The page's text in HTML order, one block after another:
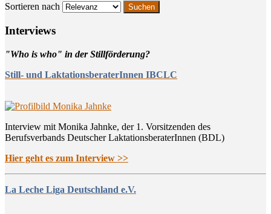
Sortieren nach
Inter­views
"Who is who" in der Stillförderung?
Still- und LaktationsberaterInnen IBCLC
Interview mit Monika Jahnke, der 1. Vorsitzenden des
Berufsverbands Deutscher LaktationsberaterInnen (BDL)
Hier geht es zum Interview >>
La Leche Liga Deutschland e.V.